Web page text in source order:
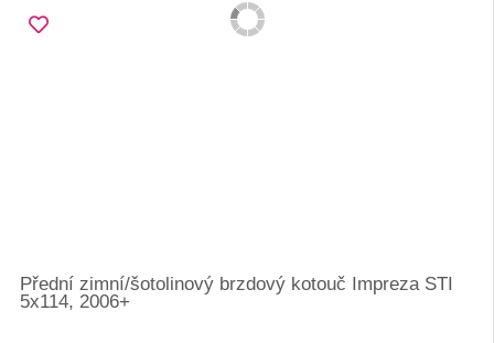
Přední zimní/šotolinový brzdový kotouč Impreza STI
5x114, 2006+